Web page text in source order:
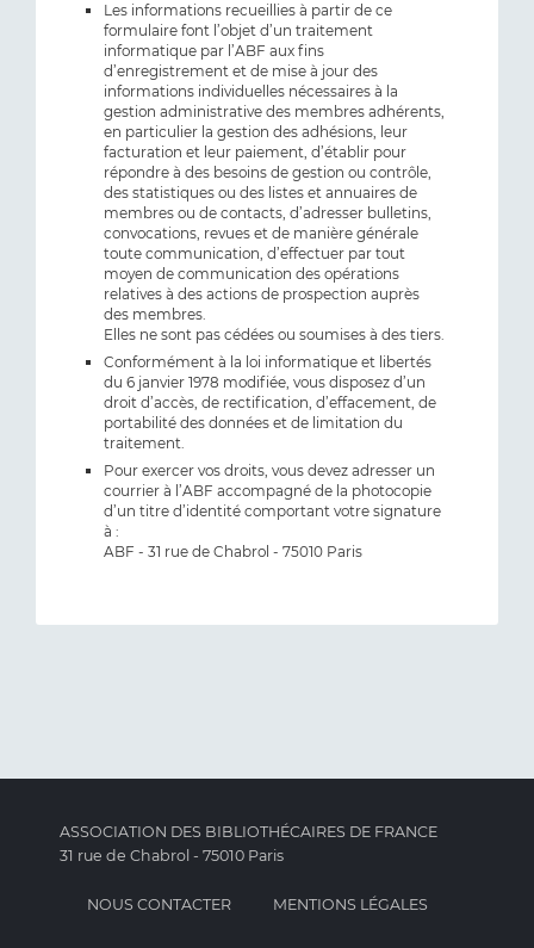
Les informations recueillies à partir de ce
formulaire font l’objet d’un traitement
informatique par l’ABF aux fins
d’enregistrement et de mise à jour des
informations individuelles nécessaires à la
gestion administrative des membres adhérents,
en particulier la gestion des adhésions, leur
facturation et leur paiement, d’établir pour
répondre à des besoins de gestion ou contrôle,
des statistiques ou des listes et annuaires de
membres ou de contacts, d’adresser bulletins,
convocations, revues et de manière générale
toute communication, d’effectuer par tout
moyen de communication des opérations
relatives à des actions de prospection auprès
des membres.
Elles ne sont pas cédées ou soumises à des tiers.
Conformément à la loi informatique et libertés
du 6 janvier 1978 modifiée, vous disposez d’un
droit d’accès, de rectification, d’effacement, de
portabilité des données et de limitation du
traitement.
Pour exercer vos droits, vous devez adresser un
courrier à l’ABF accompagné de la photocopie
d’un titre d’identité comportant votre signature
à :
ABF - 31 rue de Chabrol - 75010 Paris
ASSOCIATION DES BIBLIOTHÉCAIRES DE FRANCE
31 rue de Chabrol - 75010 Paris
NOUS CONTACTER MENTIONS LÉGALES